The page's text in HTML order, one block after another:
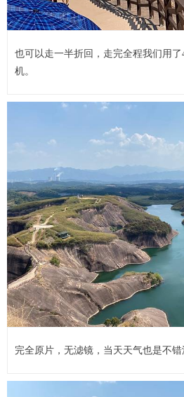
也可以走一半折回，走完全程我们用
机。
完全原片，无滤镜，当天天气也是不错